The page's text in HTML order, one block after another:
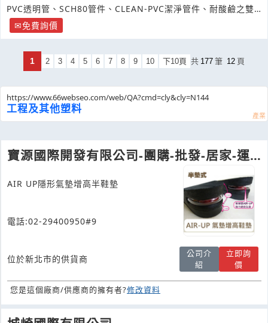
PVC透明管、SCH80管件、CLEAN-PVC潔淨管件、耐酸鹼之雙
由令球閥
免費詢價
1 2 3 4 5 6 7 8 9 10 下10頁 共 177 筆 12 頁
https://www.66webseo.com/web/QA?cmd=cly&cly=N144
工程及其他塑料
寶源國際開發有限公司-團購-批發-居家-運
AIR UP隱形氣墊增高半鞋墊
電話:02-29400950#9
位於新北市的供貨商
公司介
紹
立即詢
價
您是這個廠商/供應商的擁有者?修改資料